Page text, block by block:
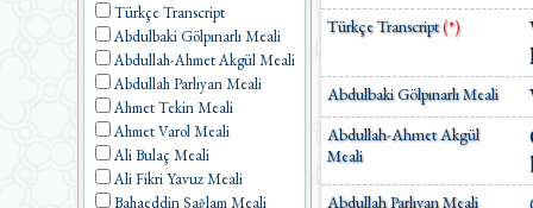
Türkçe Transcript
Abdulbaki Gölpınarlı Meali
Abdullah-Ahmet Akgül Meali
Abdullah Parlıyan Meali
Ahmet Tekin Meali
Ahmet Varol Meali
Ali Bulaç Meali
Ali Fikri Yavuz Meali
Bahaeddin Sağlam Meali
Türkçe Transcript(*)
Abdulbaki Gölpınarlı Meali
Abdullah-Ahmet Akgül
Meali
Abdullah Parlıyan Meali